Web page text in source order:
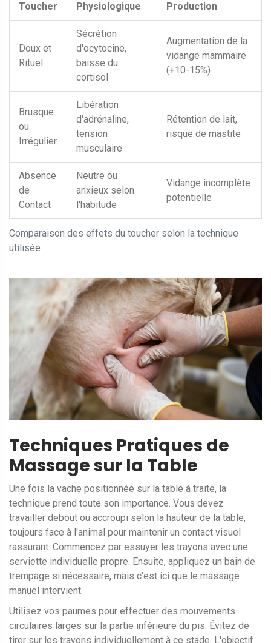
Comparaison des effets du toucher selon la technique
utilisée
Toucher
Physiologique
Production
Doux et
Rituel
Sécrétion
d'ocytocine,
baisse du
cortisol
Augmentation de la
vidange mammaire
(+10-15%)
Brusque
ou
Irrégulier
Libération
d'adrénaline,
tension
musculaire
Rétention de lait,
risque de mastite
Absence
de
Contact
Neutre ou
anxieux selon
l'habitude
Vidange incomplète
potentielle
Techniques Pratiques de
Massage sur la Table
Une fois la vache positionnée sur la table à traite, la
technique prend toute son importance. Vous devez
travailler debout ou accroupi selon la hauteur de la table,
toujours face à l'animal pour maintenir un contact visuel
rassurant. Commencez par essuyer les trayons avec une
serviette individuelle propre. Ensuite, appliquez un bain de
trempage si nécessaire, mais c'est ici que le massage
manuel intervient.
Utilisez vos paumes pour effectuer des mouvements
circulaires larges sur la partie inférieure du pis. Évitez de
tirer sur les trayons individuellement à ce stade. L'objectif